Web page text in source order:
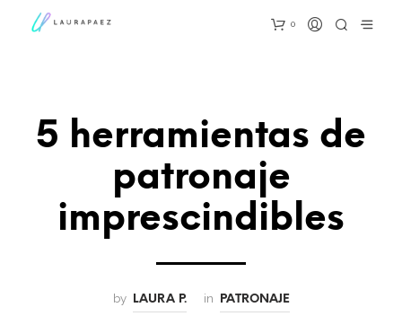
0
5 herramientas de
patronaje
imprescindibles
by LAURA P. in PATRONAJE